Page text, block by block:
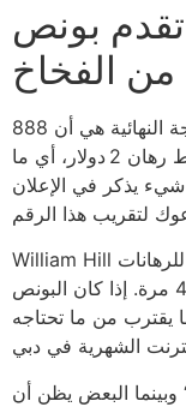
تقدم بونص
من الفخاخ
النتيجة النهائية هي أن 888casino يقدم بونص 20 دولار مع شرط
35 مرة، وهذا يساوي 700 دورة بمتوسط رهان 2 دولار، أي ما
يومياً. لا شيء يذكر في الإعلان
William Hill على عكس ذلك، يضيف شرطًا إضافيًا للرهانات
الخارجية، مما يرفع نسبة الضرائب إلى 45 مرة. إذا كان البونص
إلى 2250 دورة، ما يقترب من ما تحتاجه
وبينما البعض يظن أن “VIP” يشير إلى معاملة مميزة، الحقيقة أن